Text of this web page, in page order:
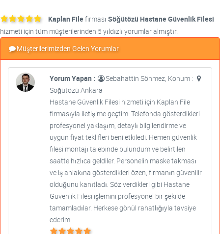
Kaplan Filefirması Söğütözü Hastane Güvenlik Filesi
hizmeti için tüm müşterilerinden 5 yıldızlı yorumlar almıştır.
Müşterilerimizden Gelen Yorumlar
Yorum Yapan :
Sebahattin Sönmez, Konum :
Söğütözü Ankara
Hastane Güvenlik Filesi hizmeti için Kaplan File
firmasıyla iletişime geçtim. Telefonda gösterdikleri
profesyonel yaklaşım, detaylı bilgilendirme ve
uygun fiyat teklifleri beni etkiledi. Hemen güvenlik
filesi montajı talebinde bulundum ve belirtilen
saatte hızlıca geldiler. Personelin maske takması
ve iş ahlakına gösterdikleri özen, firmanın güvenilir
olduğunu kanıtladı. Söz verdikleri gibi Hastane
Güvenlik Filesi işlemini profesyonel bir şekilde
tamamladılar. Herkese gönül rahatlığıyla tavsiye
ederim.